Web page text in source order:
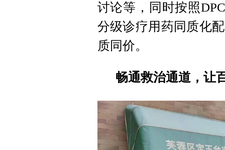
讨论等，同时按照
分级诊疗用药同质化
质同价。
畅通救治通道，让